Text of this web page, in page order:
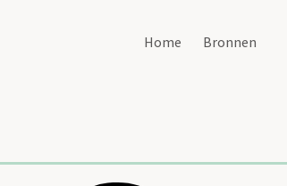
Home Bronnen